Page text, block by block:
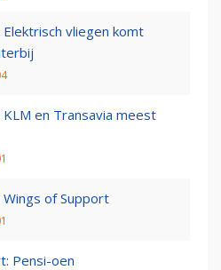
Elektrisch vliegen komt
KLM en Transavia meest
Wings of Support
Pensi-oen